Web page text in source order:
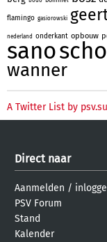
flamingo gasiorowski
nederland onderkant opbouw
sano
wanner
A Twitter List by
Direct naar
Aanmelden /
PSV Forum
Stand
Kalender